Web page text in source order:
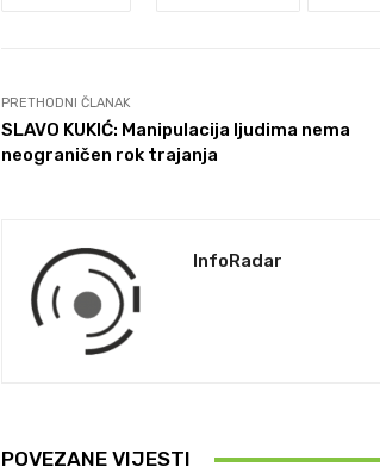
PRETHODNI ČLANAK
SLAVO KUKIĆ: Manipulacija ljudima nema
neograničen rok trajanja
InfoRadar
POVEZANE VIJESTI